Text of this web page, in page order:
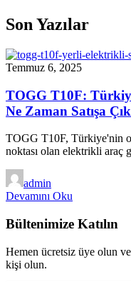
Son Yazılar
Temmuz 6, 2025
TOGG T10F:
Ne Zaman Satışa
TOGG T10F, Türkiye'nin
noktası olan elektrikli
admin
Devamını Oku
Bültenimize Katılın
Hemen ücretsiz üye olun
kişi olun.